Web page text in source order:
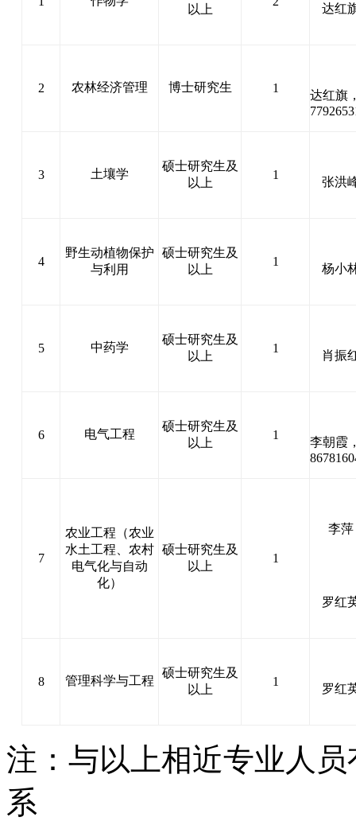
以上 达红
2 农林经济管理 博士研究生 1
达红旗
3 土壤学
硕士研究生及
以上
1
张洪
4
野生动植物保护
与利用
硕士研究生及
以上
1
杨小
5 中药学
硕士研究生及
以上
1
肖振
6 电气工程
硕士研究生及
以上
1
李朝霞
7
农业工程（农业
水土工程、农村
电气化与自动
化）
硕士研究生及
以上
1
李
罗红
8 管理科学与工程
硕士研究生及
以上
1
罗红
注：与以上相近专业人
系